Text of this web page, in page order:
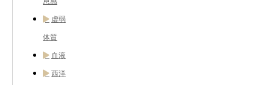
虚弱
体質
血液
西洋